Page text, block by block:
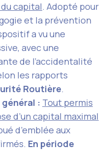
capital. Adopté pour
et la prévention
a vu une
avec une
de l’accidentalité
les rapports
Routière.
: Tout permis
d’un capital maximal
d’emblée aux
En période